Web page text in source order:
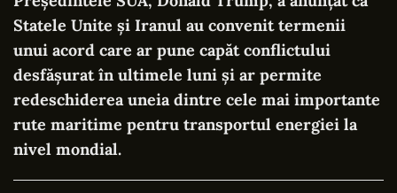
Statele Unite și Iranul au convenit termenii
unui acord care ar pune capăt conflictului
desfășurat în ultimele luni și ar permite
redeschiderea uneia dintre cele mai importante
rute maritime pentru transportul energiei la
nivel mondial.